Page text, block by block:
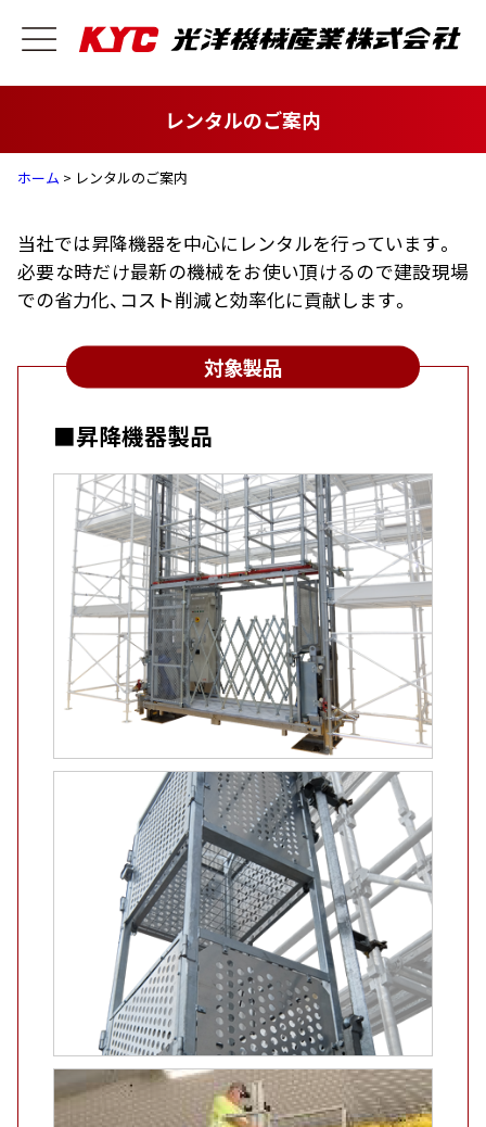
レンタルのご案内
ホーム > レンタルのご案内
当社では昇降機器を中心にレンタルを行っています。
必要な時だけ最新の機械をお使い頂けるので建設現場
での省力化、コスト削減と効率化に貢献します。
対象製品
■昇降機器製品